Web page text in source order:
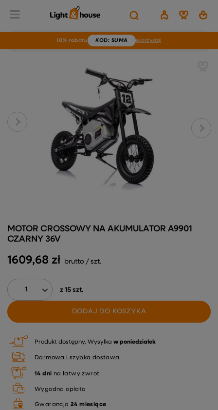
10% rabatu KOD: SUMA skorzystaj
1609,68 zł brutto / szt.
z 15 szt.
DODAJ DO KOSZYKA
MOTOR CROSSOWY NA AKUMULATOR A9901
CZARNY 36V
Produkt dostępny Wysyłka w poniedziałek
Darmowa i szybka dostawa
14 dni na łatwy zwrot
Wygodna opłata
Gwarancja 24 miesiące